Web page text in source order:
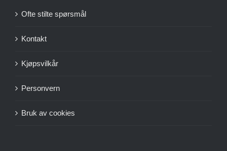
Ofte stilte spørsmål
Kontakt
Kjøpsvilkår
Personvern
Bruk av cookies